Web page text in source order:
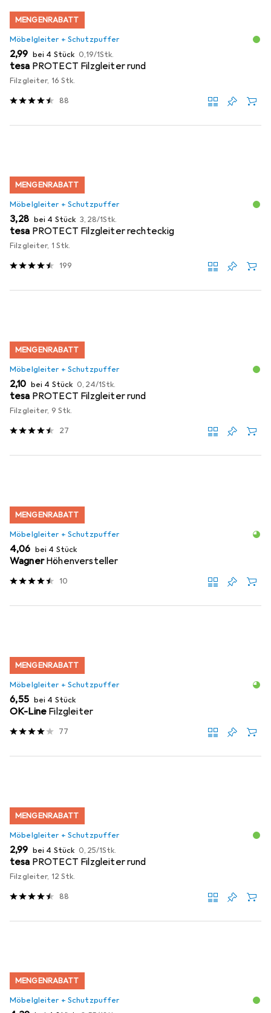
MENGENRABATT
Möbelgleiter + Schutzpuffer
EUR
2,99 bei 4 Stück EUR
0,19/1Stk.
tesa PROTECT Filzgleiter rund
Filzgleiter, 16 Stk.
88
MENGENRABATT
Möbelgleiter + Schutzpuffer
EUR
3,28 bei 4 Stück EUR
3,28/1Stk.
tesa PROTECT Filzgleiter rechteckig
Filzgleiter, 1 Stk.
199
MENGENRABATT
Möbelgleiter + Schutzpuffer
EUR
2,10 bei 4 Stück EUR
0,24/1Stk.
tesa PROTECT Filzgleiter rund
Filzgleiter, 9 Stk.
27
MENGENRABATT
Möbelgleiter + Schutzpuffer
EUR
4,06 bei 4 Stück
Wagner Höhenversteller
10
MENGENRABATT
Möbelgleiter + Schutzpuffer
EUR
6,55 bei 4 Stück
OK-Line Filzgleiter
77
MENGENRABATT
Möbelgleiter + Schutzpuffer
EUR
2,99 bei 4 Stück EUR
0,25/1Stk.
tesa PROTECT Filzgleiter rund
Filzgleiter, 12 Stk.
88
MENGENRABATT
Möbelgleiter + Schutzpuffer